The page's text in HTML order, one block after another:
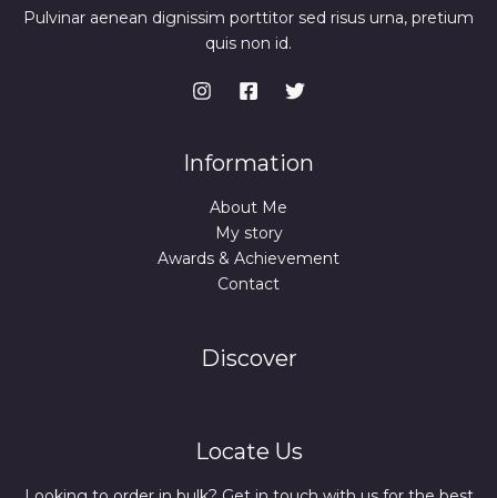
Pulvinar aenean dignissim porttitor sed risus urna, pretium
quis non id.
Information
About Me
My story
Awards & Achievement
Contact
Discover
Locate Us